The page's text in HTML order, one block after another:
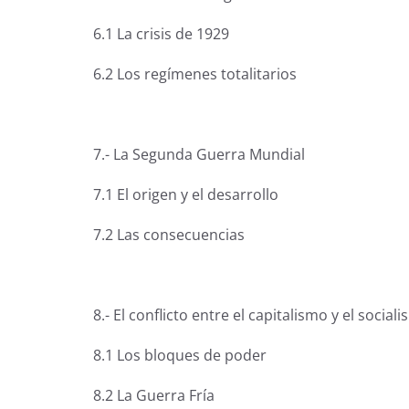
6.1 La crisis de 1929
6.2 Los regímenes totalitarios
7.- La Segunda Guerra Mundial
7.1 El origen y el desarrollo
7.2 Las consecuencias
8.- El conflicto entre el capitalismo y el
8.1 Los bloques de poder
8.2 La Guerra Fría